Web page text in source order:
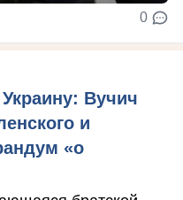
0
Вучич
и
«о